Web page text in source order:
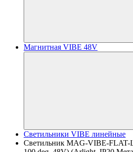
Магнитная VIBE 48V
Светильники VIBE линейные
Светильник MAG-VIBE-FLAT-